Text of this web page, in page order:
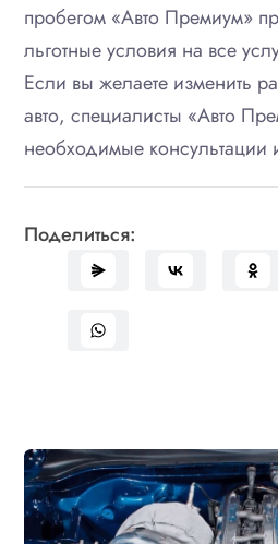
пробегом «Авто Премиум»
льготные условия на все
Если вы желаете изменить
авто, специалисты «Авто
необходимые
Поделиться: